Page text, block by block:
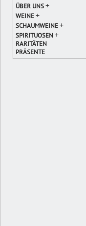
ÜBER UNS+
WEINE+
SCHAUMWEINE+
SPIRITUOSEN+
RARITÄTEN
PRÄSENTE